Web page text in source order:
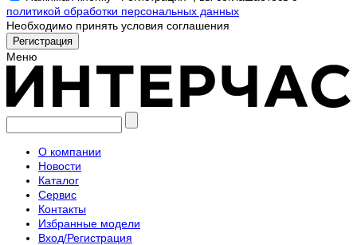
политикой обработки персональных данных
Необходимо принять условия соглашения
Меню
О компании
Новости
Каталог
Сервис
Контакты
Избранные модели
Вход/Регистрация